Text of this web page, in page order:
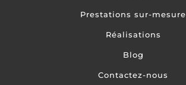
Prestations sur-mesure
Réalisations
Blog
Contactez-nous